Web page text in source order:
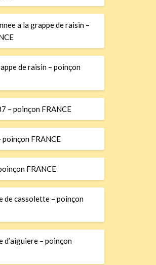
a la grappe de raisin –
de raisin – poinçon
– poinçon FRANCE
poinçon FRANCE
FRANCE
de cassolette – poinçon
d’aiguiere – poinçon